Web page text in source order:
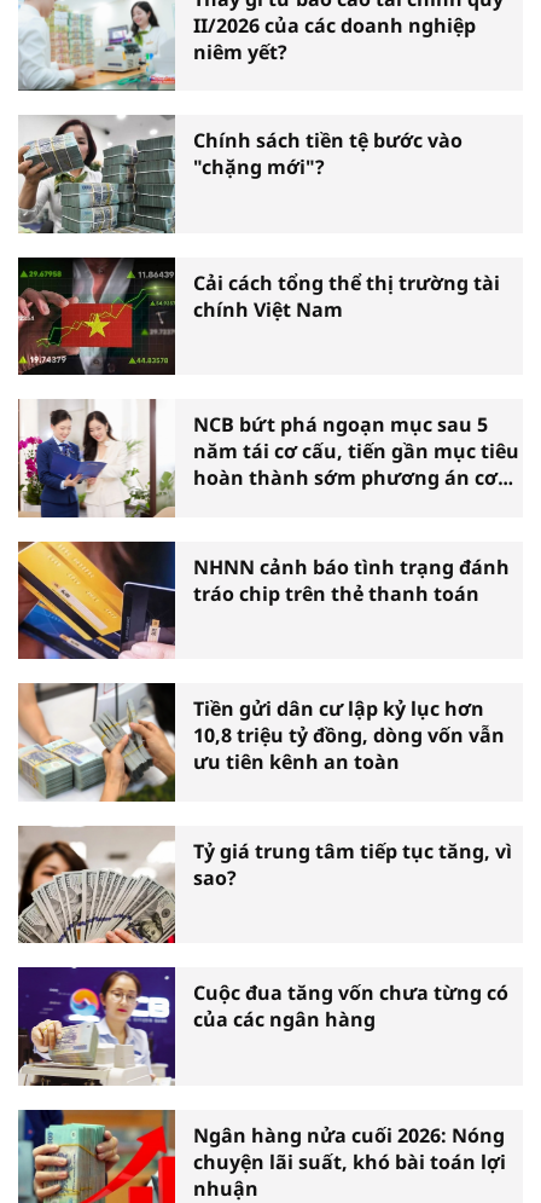
II/2026 của các doanh nghiệp
niêm yết?
Chính sách tiền tệ bước vào
"chặng mới"?
Cải cách tổng thể thị trường tài
chính Việt Nam
NCB bứt phá ngoạn mục sau 5
năm tái cơ cấu, tiến gần mục tiêu
hoàn thành sớm phương án cơ
NHNN cảnh báo tình trạng đánh
tráo chip trên thẻ thanh toán
Tiền gửi dân cư lập kỷ lục hơn
10,8 triệu tỷ đồng, dòng vốn vẫn
ưu tiên kênh an toàn
Tỷ giá trung tâm tiếp tục tăng, vì
sao?
Cuộc đua tăng vốn chưa từng có
của các ngân hàng
Ngân hàng nửa cuối 2026: Nóng
chuyện lãi suất, khó bài toán lợi
nhuận